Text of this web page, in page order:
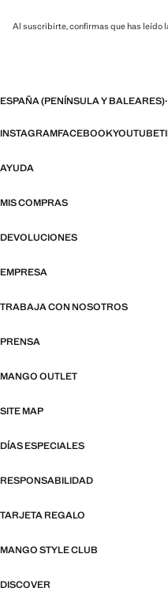
Al suscribirte, confirmas que has leído
ESPAÑA (PENÍNSULA Y BALEARES)·
INSTAGRAMFACEBOOKYOUTUBE
AYUDA
MIS COMPRAS
DEVOLUCIONES
EMPRESA
TRABAJA CON NOSOTROS
PRENSA
MANGO OUTLET
SITE MAP
DÍAS ESPECIALES
RESPONSABILIDAD
TARJETA REGALO
MANGO STYLE CLUB
DISCOVER